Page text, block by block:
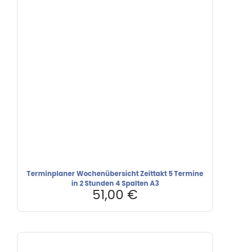
Terminplaner Wochenübersicht Zeittakt 5 Termine
in 2 Stunden 4 Spalten A3
51,00 €